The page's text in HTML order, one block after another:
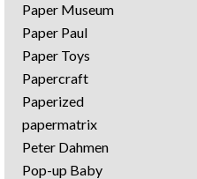
Paper Museum
Paper Paul
Paper Toys
Papercraft
Paperized
papermatrix
Peter Dahmen
Pop-up Baby